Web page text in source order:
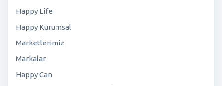
Happy Life
Happy Kurumsal
Marketlerimiz
Markalar
Happy Can